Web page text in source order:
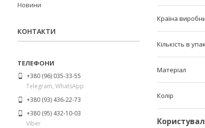
Країна
Кількість в
Матеріал
Колір
Новини
КОНТАКТИ
+380 (96) 035-33-55
Telegram, WhatsApp
+380 (93) 436-22-73
+380 (95) 432-10-03
Viber